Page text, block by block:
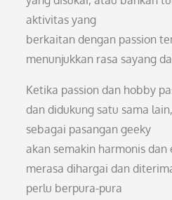
aktivitas yang
berkaitan dengan passion
menunjukkan rasa sayang
Ketika passion dan hobby
dan didukung satu sama
sebagai pasangan geeky
akan semakin harmonis
merasa dihargai dan
perlu berpura-pura